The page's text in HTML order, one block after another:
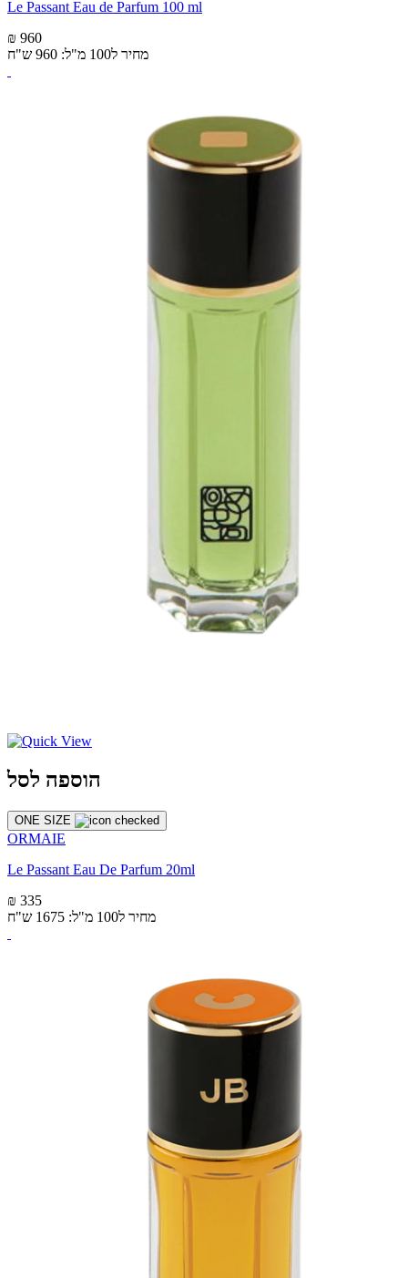
Le Passant Eau de Parfum 100 ml
₪ 960
מחיר ל100 מ"ל: 960 ש"ח
הוספה לסל
ONE SIZE
ORMAIE
Le Passant Eau De Parfum 20ml
₪ 335
מחיר ל100 מ"ל: 1675 ש"ח